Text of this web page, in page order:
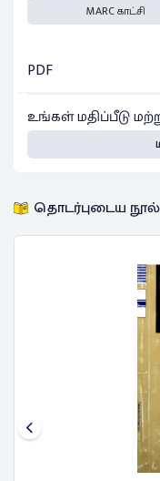
MARC காட்சி
PDF
உங்கள் மதிப்பீடு
தொடர்புடைய நூல்